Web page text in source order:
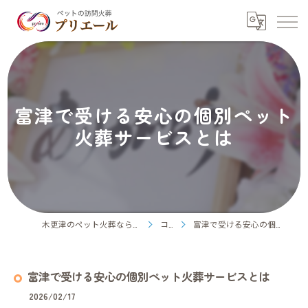
富津で受ける安心の個別ペット
火葬サービスとは
コラム 富津で受ける安心の個別ペット火葬サービスとは
富津で受ける安心の個別ペット火葬サービスとは
2026/02/17